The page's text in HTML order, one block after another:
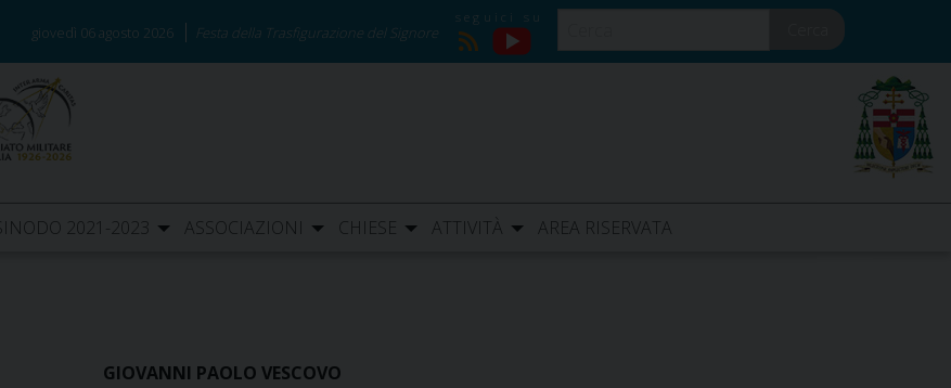
giovedì 06 agosto 2026 Festa della Trasfigurazione del Signore
RSS
YouTube
2021-2023 ASSOCIAZIONI CHIESE ATTIVITÀ AREA RISERVATA
GIOVANNI PAOLO VESCOVO